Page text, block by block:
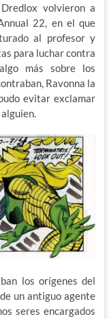
volvieron a
22, en el que
al profesor y
para luchar contra
más sobre los
Ravonna la
evitar exclamar
los orígenes del
un antiguo agente
seres encargados